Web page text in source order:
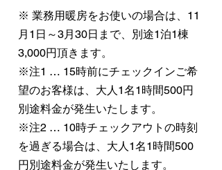
※ 業務用暖房をお使いの場合は、11
月1日～3月30日まで、別途1泊1棟
3,000円頂きます。
※注1 … 15時前にチェックインご希
望のお客様は、大人1名1時間500円
別途料金が発生いたします。
※注2 … 10時チェックアウトの時刻
を過ぎる場合は、大人1名1時間500
円別途料金が発生いたします。